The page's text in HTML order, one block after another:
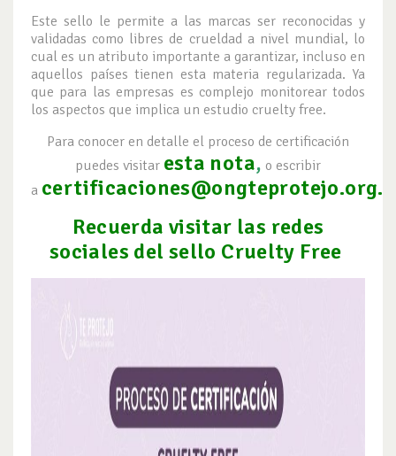
Este sello le permite a las marcas ser reconocidas y
validadas como libres de crueldad a nivel mundial, lo
cual es un atributo importante a garantizar, incluso en
aquellos países tienen esta materia regularizada. Ya
que para las empresas es complejo monitorear todos
los aspectos que implica un estudio cruelty free.
Para conocer en detalle el proceso de certificación
puedes visitar esta nota, o escribir
a certificaciones@ongteprotejo.org.
Recuerda visitar las redes
sociales del sello Cruelty Free